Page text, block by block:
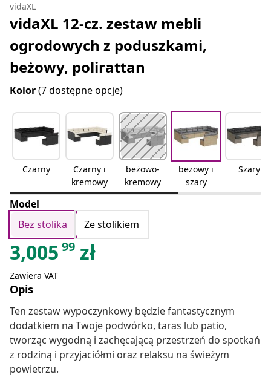
vidaXL
vidaXL 12-cz. zestaw mebli
ogrodowych z poduszkami,
beżowy, polirattan
Kolor(7 dostępne opcje)
Czarny
Czarny i
kremowy
beżowo-
kremowy
beżowy i
szary
Szary
Model
Bez stolika
Ze stolikiem
3,005 99 zł
Zawiera VAT
Opis
Ten zestaw wypoczynkowy będzie fantastycznym
dodatkiem na Twoje podwórko, taras lub patio,
tworząc wygodną i zachęcającą przestrzeń do spotkań
z rodziną i przyjaciółmi oraz relaksu na świeżym
powietrzu.